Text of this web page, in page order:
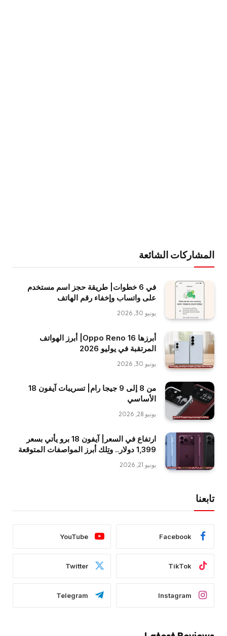
المشاركات الشائعة
في 6 خطوات| طريقة حجز اسم مستخدم
على واتساب وإخفاء رقم الهاتف
يونيو 30, 2026
أبرزها Oppo Reno 16| أبرز الهواتف
المرتقبة في يوليو 2026
يونيو 30, 2026
من 8 إلى 9 جيجا رام| تسريبات آيفون 18
الأساسي
يونيو 28, 2026
ارتفاع في السعر| آيفون 18 برو يأتي بسعر
1,399 دولار.. وتِلك أبرز المواصفات المتوقعة
يونيو 21, 2026
تابعنا
Facebook
YouTube
TikTok
Twitter
Instagram
Telegram